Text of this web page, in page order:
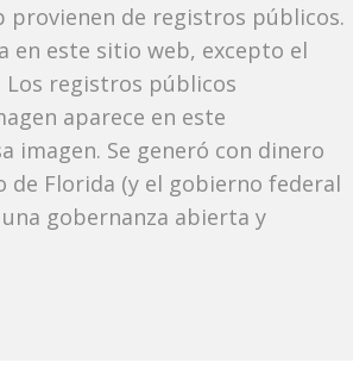
provienen de registros públicos.
en este sitio web, excepto el
Los registros públicos
aparece en este
imagen. Se generó con dinero
de Florida (y el gobierno federal
una gobernanza abierta y